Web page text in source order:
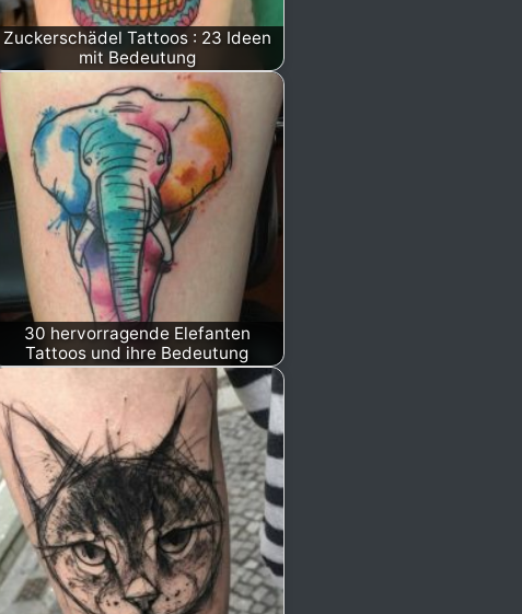
Zuckerschädel Tattoos : 23 Ideen
mit Bedeutung
30 hervorragende Elefanten
Tattoos und ihre Bedeutung